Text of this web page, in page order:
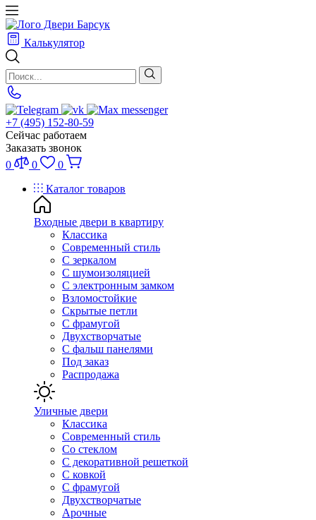
Калькулятор
+7 (495) 152-80-59
Сейчас работаем
Заказать звонок
0
0
0
Каталог товаров
Входные двери в квартиру
Классика
Современный стиль
С зеркалом
С шумоизоляцией
С электронным замком
Взломостойкие
Скрытые петли
С фрамугой
Двухстворчатые
С фальш панелями
Под заказ
Распродажа
Уличные двери
Классика
Современный стиль
Со стеклом
С декоративной решеткой
С ковкой
С фрамугой
Двухстворчатые
Арочные